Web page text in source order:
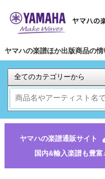
ヤマハの楽譜ほか出版商品の情
ヤマハの楽譜通販サイト
国内&輸入楽譜も豊富